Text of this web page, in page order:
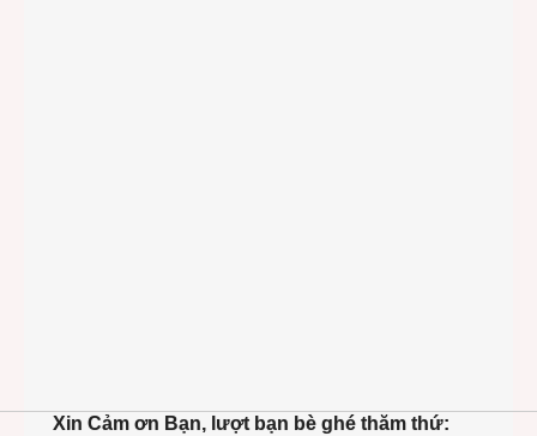
Xin Cảm ơn Bạn, lượt bạn bè ghé thăm thứ: